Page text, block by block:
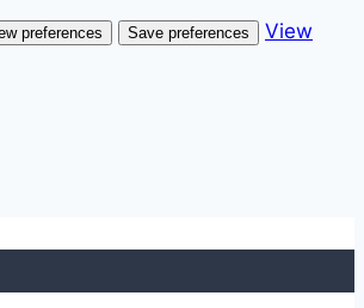
preferences Save preferences
View